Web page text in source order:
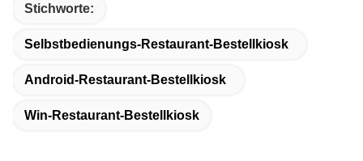
Stichworte:
Selbstbedienungs-Restaurant-Bestellkiosk
Android-Restaurant-Bestellkiosk
Win-Restaurant-Bestellkiosk